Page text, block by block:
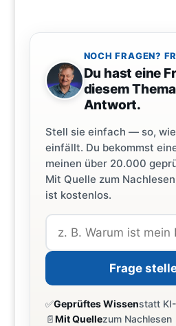
NOCH FRAGEN?
Du hast eine
diesem
Antwort.
Stell sie einfach — so,
einfällt. Du bekommst
meinen über 20.000
Mit Quelle zum
ist kostenlos.
Frage
✅Geprüftes Wissenstatt
📄Mit Quellezum Nachlesen